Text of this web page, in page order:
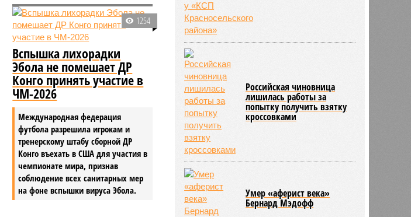
1254
Вспышка лихорадки
Эбола не помешает ДР
Конго принять участие в
ЧМ-2026
Международная федерация
футбола разрешила игрокам и
тренерскому штабу сборной ДР
Конго въехать в США для участия в
чемпионате мира, признав
соблюдение всех санитарных мер
на фоне вспышки вируса Эбола.
Российская чиновница
лишилась работы за
попытку получить взятку
кроссовками
Умер «аферист века»
Бернард Мэдофф